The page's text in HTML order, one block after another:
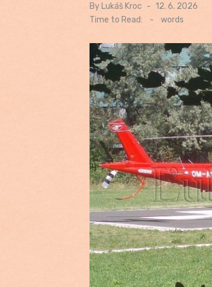
By Lukáš Kroc
Posted
on
12. 6. 2026
Time to Read:
- words